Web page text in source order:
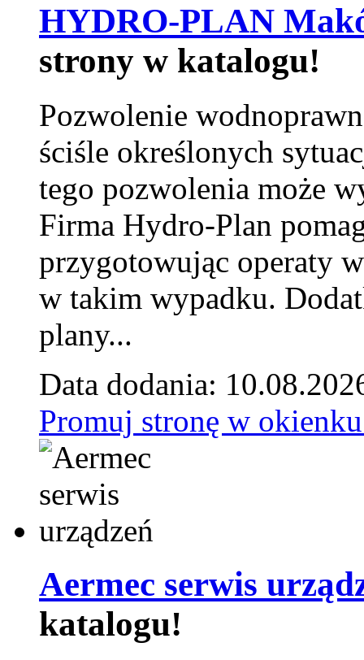
HYDRO-PLAN
strony w katalogu!
Pozwolenie
ściśle określonych
tego pozwolenia może
Firma Hydro-Plan
przygotowując operaty
w takim wypadku.
plany...
Data dodania:
Promuj stronę w
Aermec serwis
katalogu!